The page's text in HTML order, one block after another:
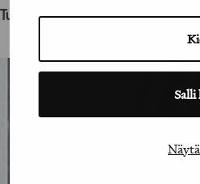
Salli
Tuotantohyödykemainonta